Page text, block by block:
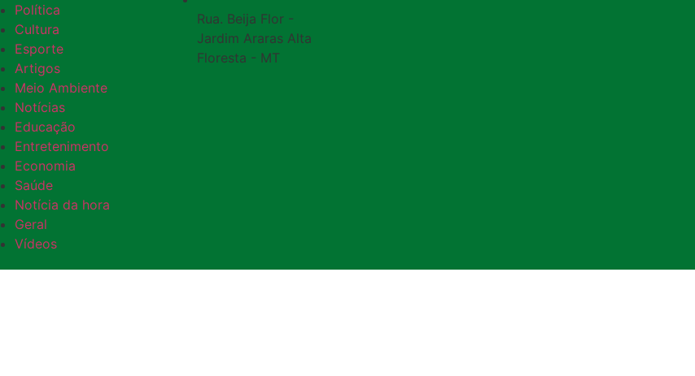
Política
Cultura
Esporte
Artigos
Meio Ambiente
Notícias
Educação
Entretenimento
Economia
Saúde
Notícia da hora
Geral
Vídeos
Rua. Beija Flor -
Jardim Araras Alta
Floresta - MT